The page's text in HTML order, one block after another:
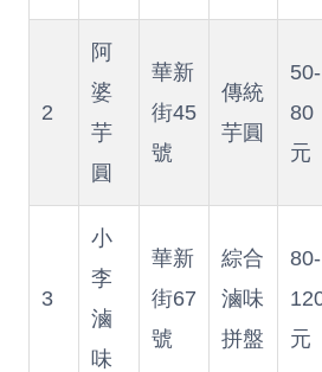
2
阿
婆
芋
圓
華新
街45
號
傳統
芋圓
50-
80
元
3
小
李
滷
味
華新
街67
號
綜合
滷味
拼盤
80-
元